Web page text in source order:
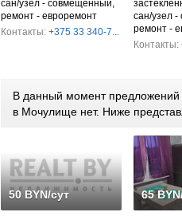
сан/узел - совмещенный,
ремонт - евроремонт
Контакты: +375 33 340-7...
сан/узел
ремонт -
Контакты:
В данный момент предложений
в Мочулище нет. Ниже
50 BYN/сут 65